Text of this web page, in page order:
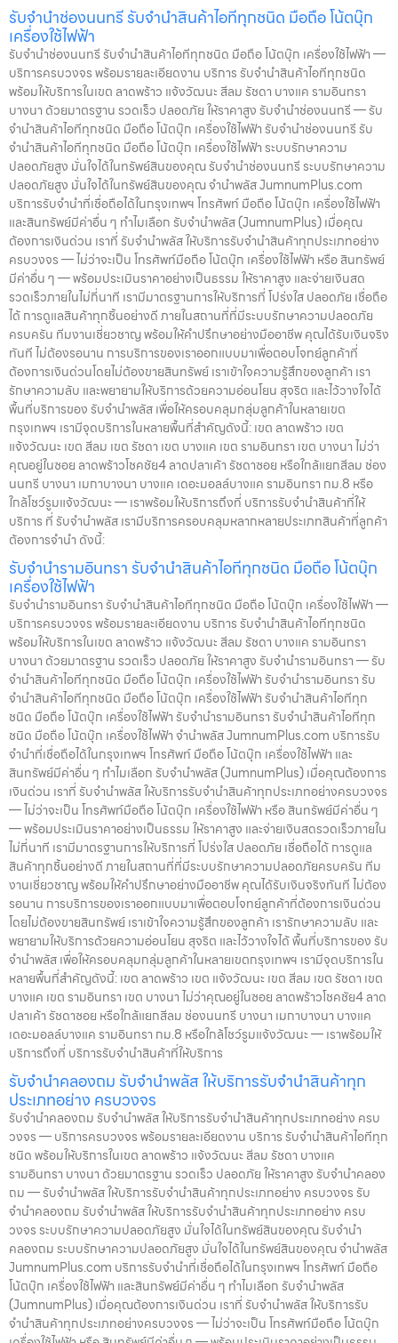
รับจำนำช่องนนทรี รับจำนำสินค้าไอทีทุกชนิด มือถือ โน้ตบุ๊ก
เครื่องใช้ไฟฟ้า
รับจำนำช่องนนทรี รับจำนำสินค้าไอทีทุกชนิด มือถือ โน้ตบุ๊ก เครื่องใช้ไฟฟ้า —
บริการครบวงจร พร้อมรายละเอียดงาน บริการ รับจำนำสินค้าไอทีทุกชนิด
พร้อมให้บริการในเขต ลาดพร้าว แจ้งวัฒนะ สีลม รัชดา บางแค รามอินทรา
บางนา ด้วยมาตรฐาน รวดเร็ว ปลอดภัย ให้ราคาสูง รับจำนำช่องนนทรี — รับ
จำนำสินค้าไอทีทุกชนิด มือถือ โน้ตบุ๊ก เครื่องใช้ไฟฟ้า รับจำนำช่องนนทรี รับ
จำนำสินค้าไอทีทุกชนิด มือถือ โน้ตบุ๊ก เครื่องใช้ไฟฟ้า ระบบรักษาความ
ปลอดภัยสูง มั่นใจได้ในทรัพย์สินของคุณ รับจำนำช่องนนทรี ระบบรักษาความ
ปลอดภัยสูง มั่นใจได้ในทรัพย์สินของคุณ จำนำพลัส JumnumPlus.com
บริการรับจำนำที่เชื่อถือได้ในกรุงเทพฯ โทรศัพท์ มือถือ โน้ตบุ๊ก เครื่องใช้ไฟฟ้า
และสินทรัพย์มีค่าอื่น ๆ ทำไมเลือก รับจำนำพลัส (JumnumPlus) เมื่อคุณ
ต้องการเงินด่วน เราที่ รับจำนำพลัส ให้บริการรับจำนำสินค้าทุกประเภทอย่าง
ครบวงจร — ไม่ว่าจะเป็น โทรศัพท์มือถือ โน้ตบุ๊ก เครื่องใช้ไฟฟ้า หรือ สินทรัพย์
มีค่าอื่น ๆ — พร้อมประเมินราคาอย่างเป็นธรรม ให้ราคาสูง และจ่ายเงินสด
รวดเร็วภายในไม่กี่นาที เรามีมาตรฐานการให้บริการที่ โปร่งใส ปลอดภัย เชื่อถือ
ได้ การดูแลสินค้าทุกชิ้นอย่างดี ภายในสถานที่ที่มีระบบรักษาความปลอดภัย
ครบครัน ทีมงานเชี่ยวชาญ พร้อมให้คำปรึกษาอย่างมืออาชีพ คุณได้รับเงินจริง
ทันที ไม่ต้องรอนาน การบริการของเราออกแบบมาเพื่อตอบโจทย์ลูกค้าที่
ต้องการเงินด่วนโดยไม่ต้องขายสินทรัพย์ เราเข้าใจความรู้สึกของลูกค้า เรา
รักษาความลับ และพยายามให้บริการด้วยความอ่อนโยน สุจริต และไว้วางใจได้
พื้นที่บริการของ รับจำนำพลัส เพื่อให้ครอบคลุมกลุ่มลูกค้าในหลายเขต
กรุงเทพฯ เรามีจุดบริการในหลายพื้นที่สำคัญดังนี้: เขต ลาดพร้าว เขต
แจ้งวัฒนะ เขต สีลม เขต รัชดา เขต บางแค เขต รามอินทรา เขต บางนา ไม่ว่า
คุณอยู่ในซอย ลาดพร้าวโชคชัย4 ลาดปลาเค้า รัชดาซอย หรือใกล้แยกสีลม ช่อง
นนทรี บางนา เมกาบางนา บางแค เดอะมอลล์บางแค รามอินทรา กม.8 หรือ
ใกล้โชว์รูมแจ้งวัฒนะ — เราพร้อมให้บริการถึงที่ บริการรับจำนำสินค้าที่ให้
บริการ ที่ รับจำนำพลัส เรามีบริการครอบคลุมหลากหลายประเภทสินค้าที่ลูกค้า
ต้องการจำนำ ดังนี้:
รับจำนำรามอินทรา รับจำนำสินค้าไอทีทุกชนิด มือถือ โน้ตบุ๊ก
เครื่องใช้ไฟฟ้า
รับจำนำรามอินทรา รับจำนำสินค้าไอทีทุกชนิด มือถือ โน้ตบุ๊ก เครื่องใช้ไฟฟ้า —
บริการครบวงจร พร้อมรายละเอียดงาน บริการ รับจำนำสินค้าไอทีทุกชนิด
พร้อมให้บริการในเขต ลาดพร้าว แจ้งวัฒนะ สีลม รัชดา บางแค รามอินทรา
บางนา ด้วยมาตรฐาน รวดเร็ว ปลอดภัย ให้ราคาสูง รับจำนำรามอินทรา — รับ
จำนำสินค้าไอทีทุกชนิด มือถือ โน้ตบุ๊ก เครื่องใช้ไฟฟ้า รับจำนำรามอินทรา รับ
จำนำสินค้าไอทีทุกชนิด มือถือ โน้ตบุ๊ก เครื่องใช้ไฟฟ้า รับจำนำสินค้าไอทีทุก
ชนิด มือถือ โน้ตบุ๊ก เครื่องใช้ไฟฟ้า รับจำนำรามอินทรา รับจำนำสินค้าไอทีทุก
ชนิด มือถือ โน้ตบุ๊ก เครื่องใช้ไฟฟ้า จำนำพลัส JumnumPlus.com บริการรับ
จำนำที่เชื่อถือได้ในกรุงเทพฯ โทรศัพท์ มือถือ โน้ตบุ๊ก เครื่องใช้ไฟฟ้า และ
สินทรัพย์มีค่าอื่น ๆ ทำไมเลือก รับจำนำพลัส (JumnumPlus) เมื่อคุณต้องการ
เงินด่วน เราที่ รับจำนำพลัส ให้บริการรับจำนำสินค้าทุกประเภทอย่างครบวงจร
— ไม่ว่าจะเป็น โทรศัพท์มือถือ โน้ตบุ๊ก เครื่องใช้ไฟฟ้า หรือ สินทรัพย์มีค่าอื่น ๆ
— พร้อมประเมินราคาอย่างเป็นธรรม ให้ราคาสูง และจ่ายเงินสดรวดเร็วภายใน
ไม่กี่นาที เรามีมาตรฐานการให้บริการที่ โปร่งใส ปลอดภัย เชื่อถือได้ การดูแล
สินค้าทุกชิ้นอย่างดี ภายในสถานที่ที่มีระบบรักษาความปลอดภัยครบครัน ทีม
งานเชี่ยวชาญ พร้อมให้คำปรึกษาอย่างมืออาชีพ คุณได้รับเงินจริงทันที ไม่ต้อง
รอนาน การบริการของเราออกแบบมาเพื่อตอบโจทย์ลูกค้าที่ต้องการเงินด่วน
โดยไม่ต้องขายสินทรัพย์ เราเข้าใจความรู้สึกของลูกค้า เรารักษาความลับ และ
พยายามให้บริการด้วยความอ่อนโยน สุจริต และไว้วางใจได้ พื้นที่บริการของ รับ
จำนำพลัส เพื่อให้ครอบคลุมกลุ่มลูกค้าในหลายเขตกรุงเทพฯ เรามีจุดบริการใน
หลายพื้นที่สำคัญดังนี้: เขต ลาดพร้าว เขต แจ้งวัฒนะ เขต สีลม เขต รัชดา เขต
บางแค เขต รามอินทรา เขต บางนา ไม่ว่าคุณอยู่ในซอย ลาดพร้าวโชคชัย4 ลาด
ปลาเค้า รัชดาซอย หรือใกล้แยกสีลม ช่องนนทรี บางนา เมกาบางนา บางแค
เดอะมอลล์บางแค รามอินทรา กม.8 หรือใกล้โชว์รูมแจ้งวัฒนะ — เราพร้อมให้
บริการถึงที่ บริการรับจำนำสินค้าที่ให้บริการ
รับจำนำคลองถม รับจำนำพลัส ให้บริการรับจำนำสินค้าทุก
ประเภทอย่าง ครบวงจร
รับจำนำคลองถม รับจำนำพลัส ให้บริการรับจำนำสินค้าทุกประเภทอย่าง ครบ
วงจร — บริการครบวงจร พร้อมรายละเอียดงาน บริการ รับจำนำสินค้าไอทีทุก
ชนิด พร้อมให้บริการในเขต ลาดพร้าว แจ้งวัฒนะ สีลม รัชดา บางแค
รามอินทรา บางนา ด้วยมาตรฐาน รวดเร็ว ปลอดภัย ให้ราคาสูง รับจำนำคลอง
ถม — รับจำนำพลัส ให้บริการรับจำนำสินค้าทุกประเภทอย่าง ครบวงจร รับ
จำนำคลองถม รับจำนำพลัส ให้บริการรับจำนำสินค้าทุกประเภทอย่าง ครบ
วงจร ระบบรักษาความปลอดภัยสูง มั่นใจได้ในทรัพย์สินของคุณ รับจำนำ
คลองถม ระบบรักษาความปลอดภัยสูง มั่นใจได้ในทรัพย์สินของคุณ จำนำพลัส
JumnumPlus.com บริการรับจำนำที่เชื่อถือได้ในกรุงเทพฯ โทรศัพท์ มือถือ
โน้ตบุ๊ก เครื่องใช้ไฟฟ้า และสินทรัพย์มีค่าอื่น ๆ ทำไมเลือก รับจำนำพลัส
(JumnumPlus) เมื่อคุณต้องการเงินด่วน เราที่ รับจำนำพลัส ให้บริการรับ
จำนำสินค้าทุกประเภทอย่างครบวงจร — ไม่ว่าจะเป็น โทรศัพท์มือถือ โน้ตบุ๊ก